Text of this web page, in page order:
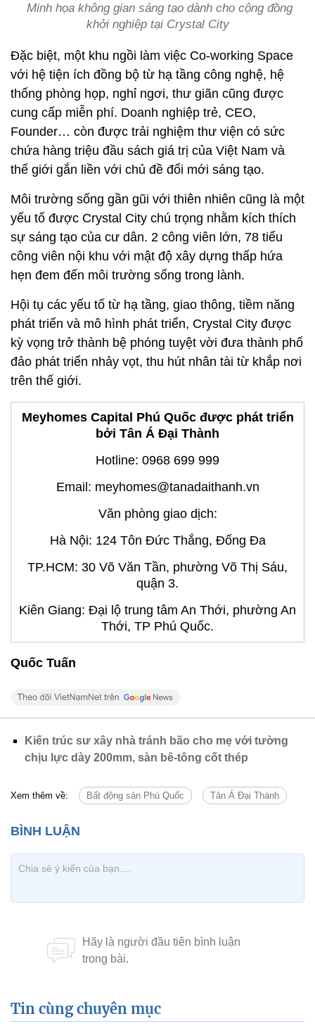
Minh họa không gian sáng tạo dành cho cộng đồng
khởi nghiệp tại Crystal City
Đặc biệt, một khu ngồi làm việc Co-working Space
với hệ tiện ích đồng bộ từ hạ tầng công nghệ, hệ
thống phòng họp, nghỉ ngơi, thư giãn cũng được
cung cấp miễn phí. Doanh nghiệp trẻ, CEO,
Founder… còn được trải nghiệm thư viện có sức
chứa hàng triệu đầu sách giá trị của Việt Nam và
thế giới gắn liền với chủ đề đổi mới sáng tạo.
Môi trường sống gần gũi với thiên nhiên cũng là một
yếu tố được Crystal City chú trọng nhằm kích thích
sự sáng tạo của cư dân. 2 công viên lớn, 78 tiểu
công viên nội khu với mật độ xây dựng thấp hứa
hẹn đem đến môi trường sống trong lành.
Hội tụ các yếu tố từ hạ tầng, giao thông, tiềm năng
phát triển và mô hình phát triển, Crystal City được
kỳ vọng trở thành bệ phóng tuyệt vời đưa thành phố
đảo phát triển nhảy vọt, thu hút nhân tài từ khắp nơi
trên thế giới.
Meyhomes Capital Phú Quốc được phát triển
bởi Tân Á Đại Thành
Hotline: 0968 699 999
Email: meyhomes@tanadaithanh.vn
Văn phòng giao dịch:
Hà Nội: 124 Tôn Đức Thắng, Đống Đa
TP.HCM: 30 Võ Văn Tần, phường Võ Thị Sáu,
quận 3.
Kiên Giang: Đại lộ trung tâm An Thới, phường An
Thới, TP Phú Quốc.
Quốc Tuấn
Kiến trúc sư xây nhà tránh bão cho mẹ với tường
chịu lực dày 200mm, sàn bê-tông cốt thép
Xem thêm về: Bất động sản Phú Quốc Tân Á Đại Thành
Tin cùng chuyên mục